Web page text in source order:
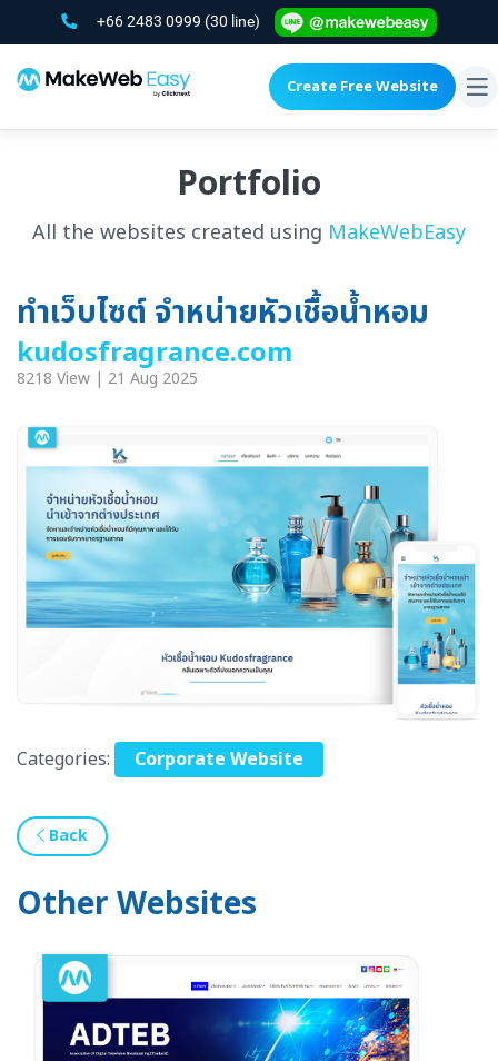
+66 2483 0999 (30 line)
Create Free Website
Portfolio
All the websites created using MakeWebEasy
ทำเว็บไซต์ จำหน่ายหัวเชื้อน้ำหอม
kudosfragrance.com
8218 View | 21 Aug 2025
Categories: Corporate Website
Back
Other Websites